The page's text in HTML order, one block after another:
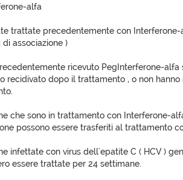
alfa
trattate precedentemente con Interferone-
di associazione )
ricevuto PegInterferone-alfa
recidivato dopo il trattamento , o non hanno
che sono in trattamento con Interferone-
possono essere trasferiti al trattamento
infettate con virus dell'epatite C ( HCV )
essere trattate per 24 settimane.